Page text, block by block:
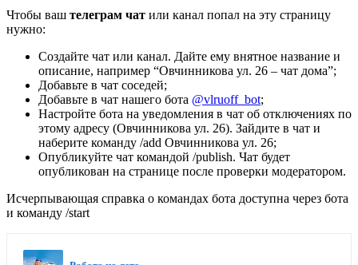
Чтобы ваш телеграм чат или канал попал на эту страницу
нужно:
Создайте чат или канал. Дайте ему внятное название и
описание, например “Овчинникова ул. 26 – чат дома”;
Добавьте в чат соседей;
Добавьте в чат нашего бота @vlruoff_bot;
Настройте бота на уведомления в чат об отключениях по
этому адресу (Овчинникова ул. 26). Зайдите в чат и
наберите команду /add Овчинникова ул. 26;
Опубликуйте чат командой /publish. Чат будет
опубликован на странице после проверки модератором.
Исчерпывающая справка о командах бота доступна через бота
и команду /start